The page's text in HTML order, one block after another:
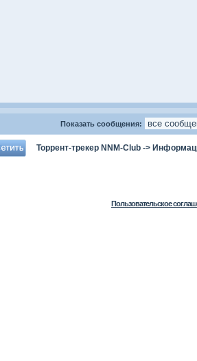
Показать сообщения:
Торрент-трекер NNM-Club ->
Пользовательское